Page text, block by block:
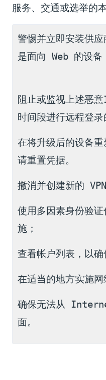
服务、交通或选举的
警惕并立即安装供
阻止或监视上述恶
时间段进行远程登
在将升级后的设备重
请重置凭据。
撤消并创建新的
使用多因素身份验
施；
查看帐户列表，以确
在适当的地方实施网
确保无法从
面。